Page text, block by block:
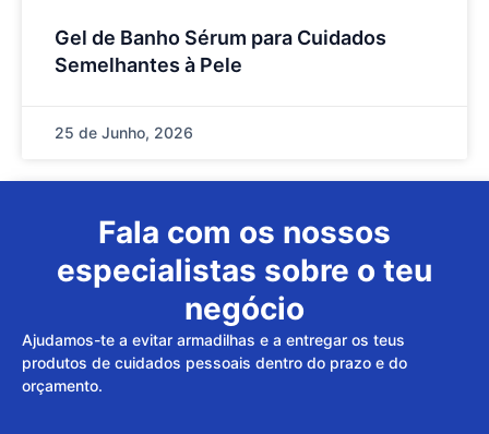
Gel de Banho Sérum para Cuidados
Semelhantes à Pele
25 de Junho, 2026
Fala com os nossos
especialistas sobre o teu
negócio
Ajudamos-te a evitar armadilhas e a entregar os teus
produtos de cuidados pessoais dentro do prazo e do
orçamento.